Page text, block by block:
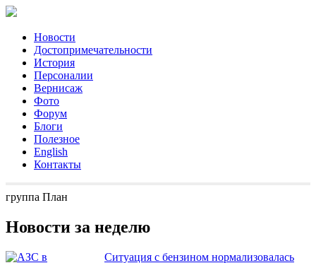
Новости
Достопримечательности
История
Персоналии
Вернисаж
Фото
Форум
Блоги
Полезное
English
Контакты
группа План
Новости за неделю
Ситуация с бензином нормализовалась